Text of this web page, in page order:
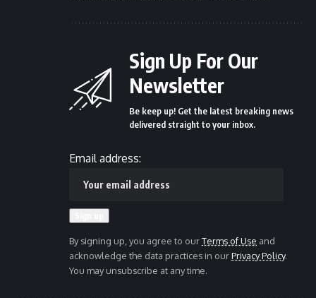
Sign Up For Our
Newsletter
Be keep up! Get the latest breaking news
delivered straight to your inbox.
Email address:
By signing up, you agree to ourTerms of Use and
acknowledge the data practices in ourPrivacy Policy.
You may unsubscribe at any time.